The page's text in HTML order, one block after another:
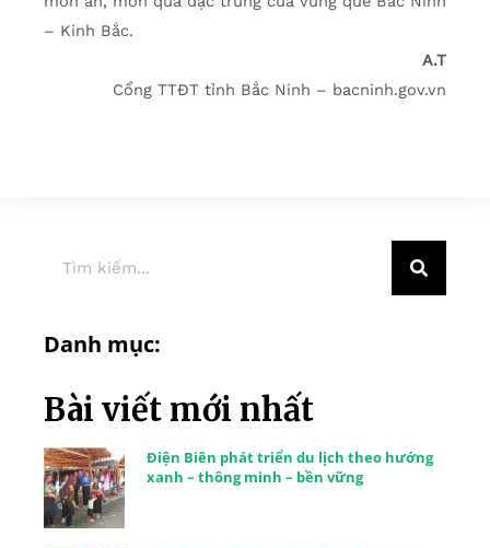
– Kinh Bắc.
A.T
Cổng TTĐT tỉnh Bắc Ninh – bacninh.gov.vn
Danh mục:
Bài viết mới nhất
Điện Biên phát triển du lịch theo hướng
xanh – thông minh – bền vững